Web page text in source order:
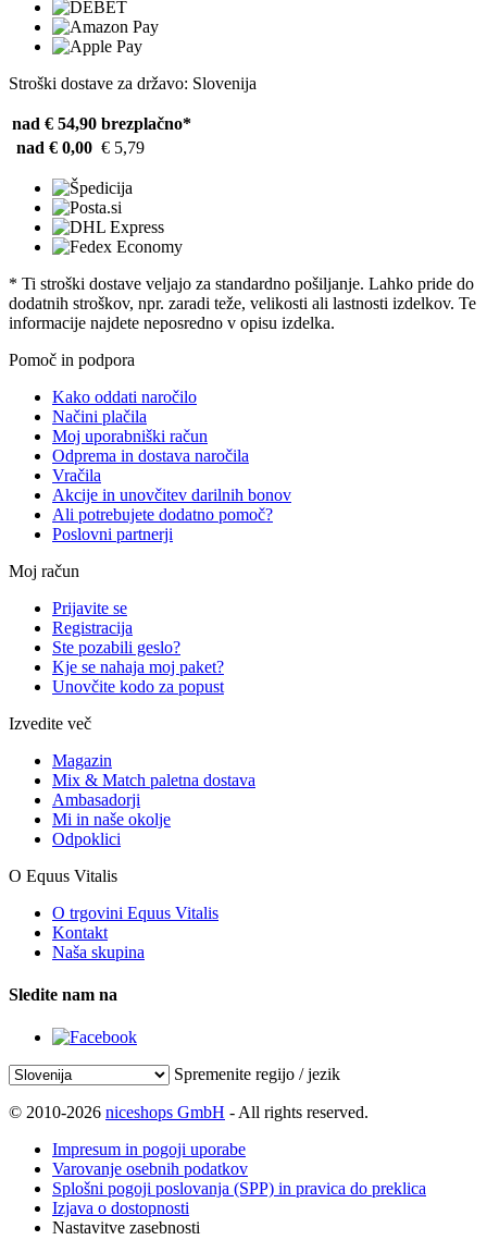
Stroški dostave za državo: Slovenija
nad € 54,90 brezplačno*
nad € 0,00 € 5,79
* Ti stroški dostave veljajo za standardno pošiljanje. Lahko pride do
dodatnih stroškov, npr. zaradi teže, velikosti ali lastnosti izdelkov. Te
informacije najdete neposredno v opisu izdelka.
Pomoč in podpora
Kako oddati naročilo
Načini plačila
Moj uporabniški račun
Odprema in dostava naročila
Vračila
Akcije in unovčitev darilnih bonov
Ali potrebujete dodatno pomoč?
Poslovni partnerji
Moj račun
Prijavite se
Registracija
Ste pozabili geslo?
Kje se nahaja moj paket?
Unovčite kodo za popust
Izvedite več
Magazin
Mix & Match paletna dostava
Ambasadorji
Mi in naše okolje
Odpoklici
O Equus Vitalis
O trgovini Equus Vitalis
Kontakt
Naša skupina
Sledite nam na
Spremenite regijo / jezik
© 2010-2026 niceshops GmbH - All rights reserved.
Impresum in pogoji uporabe
Varovanje osebnih podatkov
Splošni pogoji poslovanja (SPP) in pravica do preklica
Izjava o dostopnosti
Nastavitve zasebnosti